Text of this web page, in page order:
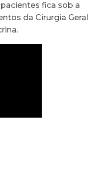
fica sob a
da Cirurgia Geral